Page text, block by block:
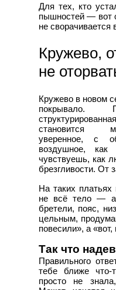
Для тех, кто
пышностей — вот
не сворачивается
Кружево,
не
Кружево в новом
покрывало.
становится
уверенное, с
воздушное,
чувствуешь, как
брезгливости. От
На таких
не всё тело —
бретели, пояс,
цельным,
повесили», а «вот,
Так что
Правильного
тебе ближе
просто не